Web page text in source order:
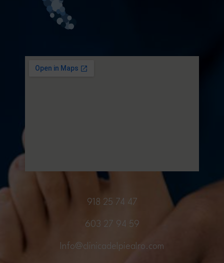
918 25 74 47
603 27 94 59
Info@clinicadelpiealro.com